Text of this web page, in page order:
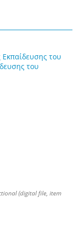
Εκπαίδευσης του
του
(digital file, item